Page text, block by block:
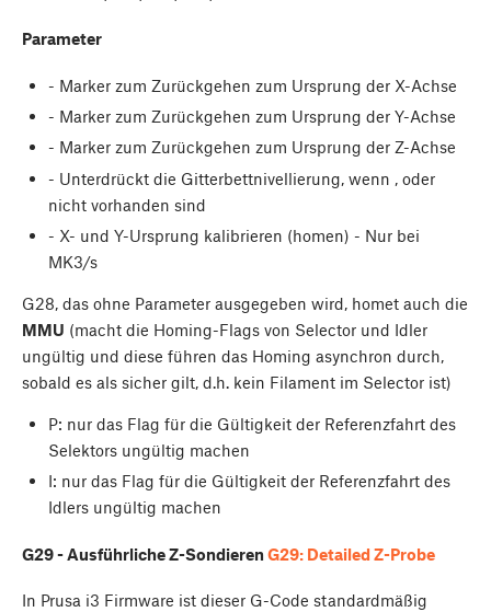
Parameter
- Marker zum Zurückgehen zum Ursprung der X-Achse
- Marker zum Zurückgehen zum Ursprung der Y-Achse
- Marker zum Zurückgehen zum Ursprung der Z-Achse
- Unterdrückt die Gitterbettnivellierung, wenn , oder
nicht vorhanden sind
- X- und Y-Ursprung kalibrieren (homen) - Nur bei
MK3/s
G28, das ohne Parameter ausgegeben wird, homet auch die
MMU (macht die Homing-Flags von Selector und Idler
ungültig und diese führen das Homing asynchron durch,
sobald es als sicher gilt, d.h. kein Filament im Selector ist)
P: nur das Flag für die Gültigkeit der Referenzfahrt des
Selektors ungültig machen
I: nur das Flag für die Gültigkeit der Referenzfahrt des
Idlers ungültig machen
G29 - Ausführliche Z-SondierenG29: Detailed Z-Probe
In Prusa i3 Firmware ist dieser G-Code standardmäßig